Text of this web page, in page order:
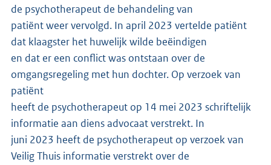
de psychotherapeut de behandeling van
patiënt weer vervolgd. In april 2023 vertelde patiënt
dat klaagster het huwelijk wilde beëindigen
en dat er een conflict was ontstaan over de
omgangsregeling met hun dochter. Op verzoek van
patiënt
heeft de psychotherapeut op 14 mei 2023 schriftelijk
informatie aan diens advocaat verstrekt. In
juni 2023 heeft de psychotherapeut op verzoek van
Veilig Thuis informatie verstrekt over de